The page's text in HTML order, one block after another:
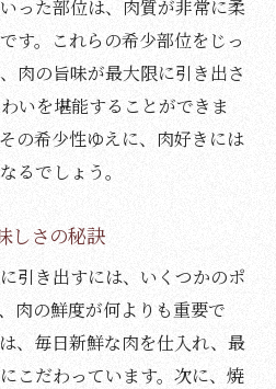
った部位は、肉質が非常に柔
す。これらの希少部位をじっ
肉の旨味が最大限に引き出さ
いを堪能することができま
の希少性ゆえに、肉好きには
るでしょう。
しさの秘訣
引き出すには、いくつかのポ
肉の鮮度が何よりも重要で
、毎日新鮮な肉を仕入れ、最
こだわっています。次に、焼